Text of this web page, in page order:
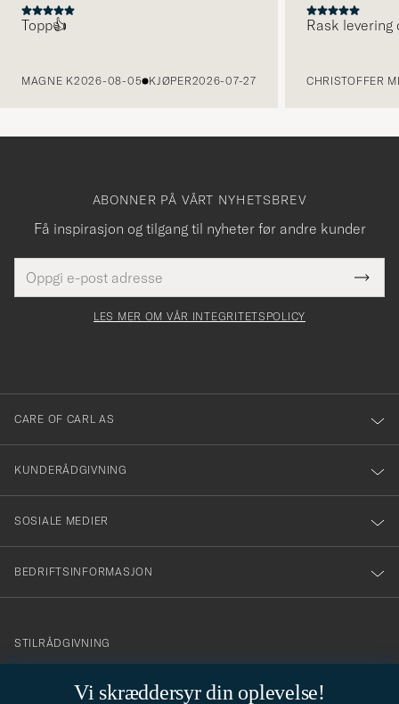
Topp👍
MAGNE K2026-08-05 KJØPER2026-07-27
Rask
CHRISTOFFER
Vi skræddersyr din oplevelse!
ABONNER PÅ VÅRT NYHETSBREV
Få inspirasjon og tilgang til nyheter før andre kunder
postadresse
felt
Tack
för
dig
till
vårt
nyhetsbrev!
LES MER OM VÅR INTEGRITETSPOLICY
CARE OF CARL AS
KUNDERÅDGIVNING
SOSIALE MEDIER
BEDRIFTSINFORMASJON
info@careofcarl.no
STILRÅDGIVNING